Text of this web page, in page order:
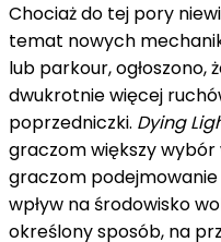
Chociaż do tej pory
temat nowych
lub parkour, ogłoszono,
dwukrotnie więcej
poprzedniczki. Dying
graczom większy wybór
graczom
wpływ na środowisko
określony sposób, na